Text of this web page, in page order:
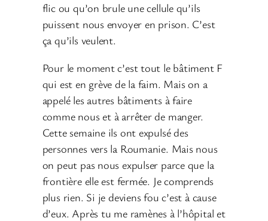
flic ou qu’on brule une cellule qu’ils
puissent nous envoyer en prison. C’est
ça qu’ils veulent.
Pour le moment c’est tout le bâtiment F
qui est en grève de la faim. Mais on a
appelé les autres bâtiments à faire
comme nous et à arrêter de manger.
Cette semaine ils ont expulsé des
personnes vers la Roumanie. Mais nous
on peut pas nous expulser parce que la
frontière elle est fermée. Je comprends
plus rien. Si je deviens fou c’est à cause
d’eux. Après tu me ramènes à l’hôpital et